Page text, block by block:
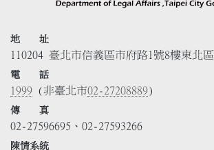
地 址
110204 臺北市信義區市府路1號8樓東北區
電 話
1999 (非臺北市02-27208889)
傳 真
02-27596695、02-27593266
陳情系統